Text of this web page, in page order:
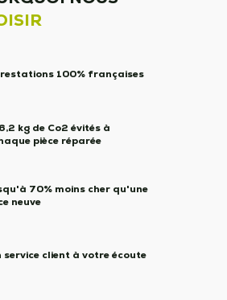
100% françaises
kg de Co2 évités à
pièce réparée
70% moins cher qu'une
neuve
service client à votre écoute